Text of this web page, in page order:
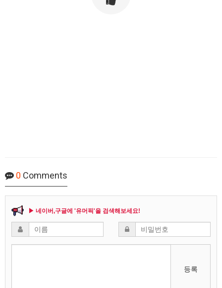
0 Comments
▶ 네이버,구글에 '유머픽'을 검색해보세요!
등록